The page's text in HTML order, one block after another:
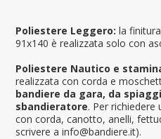
Poliestere Leggero: la
91x140 è realizzata solo con
Poliestere Nautico e
realizzata con corda e
bandiere da gara, da
sbandieratore. Per richiedere
con corda, canotto, anelli,
scrivere a info@bandiere.it).